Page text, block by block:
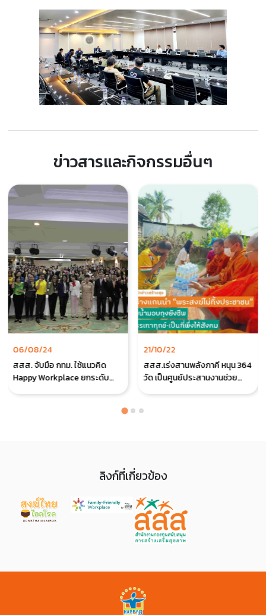
ข่าวสารและกิจกรรมอื่นๆ
06/08/24
สสส. จับมือ กทม. ใช้แนวคิด
Happy Workplace ยกระดับ
21/10/22
สสส.เร่งสานพลังภาคี หนุน 364
วัด เป็นศูนย์ประสานงานช่วย
ลิงก์ที่เกี่ยวข้อง